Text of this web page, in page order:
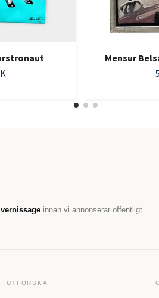
Mensur
innan vi annonserar offentligt.
UTFORSKA